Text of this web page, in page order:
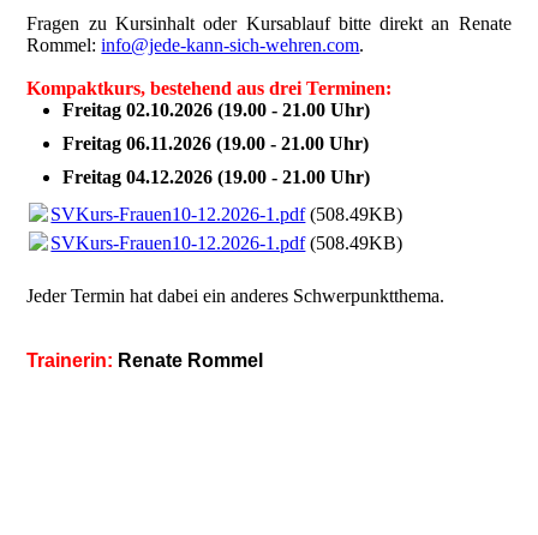
Fragen zu Kursinhalt oder Kursablauf bitte direkt an Renate
Rommel:info@jede-kann-sich-wehren.com.
Kompaktkurs, bestehend aus drei Terminen:
Freitag 02.10.2026 (19.00 - 21.00 Uhr)
Freitag 06.11.2026 (19.00 - 21.00 Uhr)
Freitag 04.12.2026 (19.00 - 21.00 Uhr)
SVKurs-Frauen10-12.2026-1.pdf(508.49KB)
SVKurs-Frauen10-12.2026-1.pdf(508.49KB)
Jeder Termin hat dabei ein anderes Schwerpunktthema.
Trainerin: Renate Rommel